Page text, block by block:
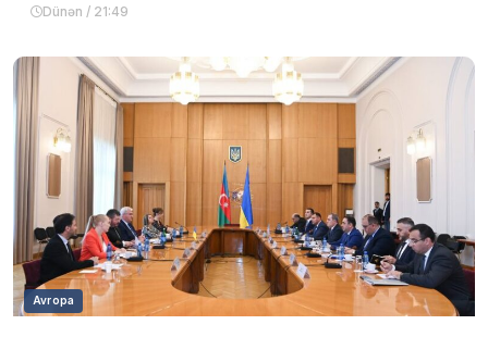
Dünən / 21:49
Avropa